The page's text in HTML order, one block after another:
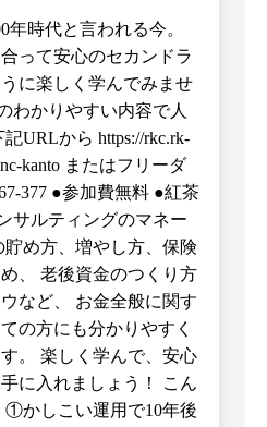
年時代と言われる今。
って安心のセカンドラ
に楽しく学んでみませ
わかりやすい内容で人
URLから https://rkc.rk-
kanto またはフリーダ
377 ●参加費無料 ●紅茶
サルティングのマネー
め方、増やし方、保険
、 老後資金のつくり方
など、 お金全般に関す
の方にも分かりやすく
。 楽しく学んで、安心
に入れましょう！ こん
①かしこい運用で10年後